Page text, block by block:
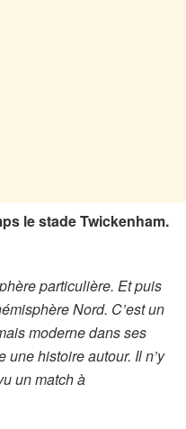
le stade Twickenham.
particulière. Et puis
Nord. C’est un
moderne dans ses
une histoire autour. Il n’y
un match à